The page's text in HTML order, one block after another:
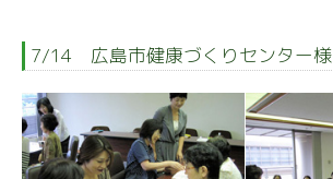
7/14 広島市健康づくりセンター様